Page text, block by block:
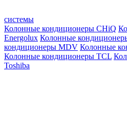
системы
Колонные кондиционеры CHiQ
Energolux Колонные
кондиционеры MDV Колонные
Колонные кондиционеры TCL
Toshiba